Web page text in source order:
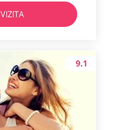
VIZITA
9.1